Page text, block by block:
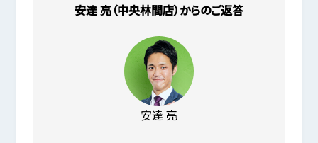
安達 亮（中央林間店）からのご返答
安達 亮